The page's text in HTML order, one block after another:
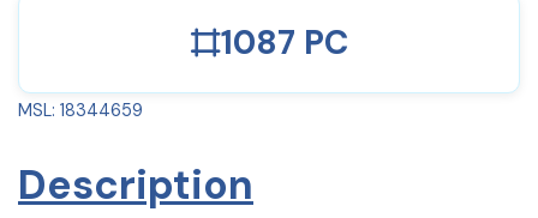
1087 PC
MSL: 18344659
Description